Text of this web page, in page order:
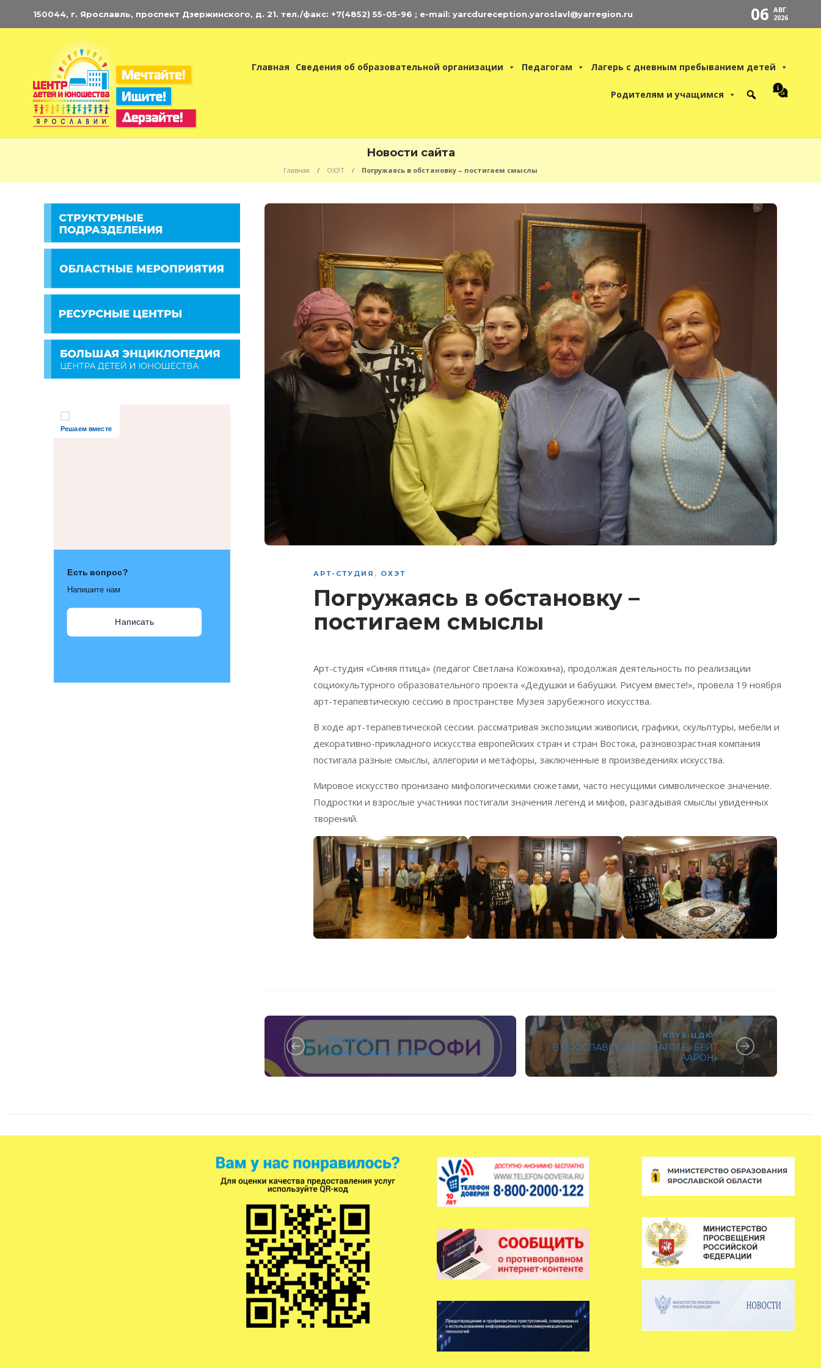
150044, г. Ярославль, проспект Дзержинского, д. 21. тел./факс: +7(4852) 55-05-96 ; e-mail: yarcdureception.yaroslavl@yarregion.ru 06 АВГ
2026
Главная Сведения об образовательной организации Педагогам Лагерь с дневным пребыванием детей
Родителям и учащимся
Новости сайта
Главная ОХЭТ Погружаясь в обстановку – постигаем смыслы
АРТ-СТУДИЯ , ОХЭТ
Погружаясь в обстановку –
постигаем смыслы
Арт-студия «Синяя птица» (педагог Светлана Кожохина), продолжая деятельность по реализации
социокультурного образовательного проекта «Дедушки и бабушки. Рисуем вместе!», провела 19 ноября
арт-терапевтическую сессию в пространстве Музея зарубежного искусства.
В ходе арт-терапевтической сессии. рассматривая экспозиции живописи, графики, скульптуры, мебели и
декоративно-прикладного искусства европейских стран и стран Востока, разновозрастная компания
постигала разные смыслы, аллегории и метафоры, заключенные в произведениях искусства.
Мировое искусство пронизано мифологическими сюжетами, часто несущими символическое значение.
Подростки и взрослые участники постигали значения легенд и мифов, разгадывая смыслы увиденных
творений.
ЭКОЛОГИ
Успехи наших экологов
КЛУБ ЦДЮ
В ЯРОСЛАВСКОЙ СИНАГОГЕ «БЕЙТ
ААРОН»
Решаем вместе
Есть вопрос?
Напишите нам
Написать